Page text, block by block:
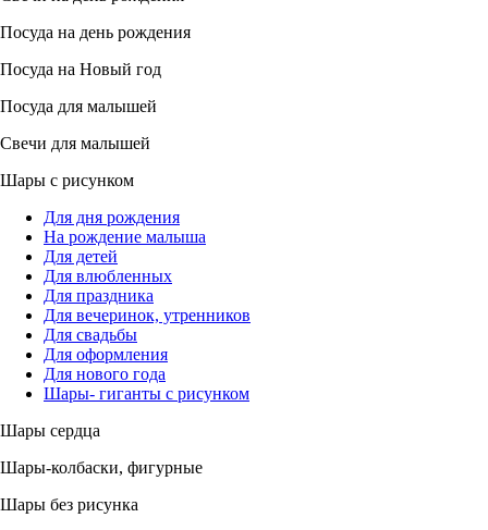
Посуда на день рождения
Посуда на Новый год
Посуда для малышей
Свечи для малышей
Шары с рисунком
Для дня рождения
На рождение малыша
Для детей
Для влюбленных
Для праздника
Для вечеринок, утренников
Для свадьбы
Для оформления
Для нового года
Шары- гиганты с рисунком
Шары сердца
Шары-колбаски, фигурные
Шары без рисунка